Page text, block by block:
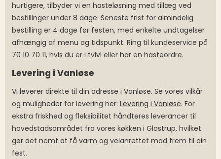
hurtigere, tilbyder vi en hasteløsning med tillæg ved
bestillinger under 8 dage. Seneste frist for almindelig
bestilling er 4 dage før festen, med enkelte undtagelser
afhængig af menu og tidspunkt. Ring til kundeservice på
70 10 70 11, hvis du er i tvivl eller har en hasteordre.
Levering i Vanløse
Vi leverer direkte til din adresse i Vanløse. Se vores vilkår
og muligheder for levering her: Levering i Vanløse. For
ekstra friskhed og fleksibilitet håndteres leverancer til
hovedstadsområdet fra vores køkken i Glostrup, hvilket
gør det nemt at få varm og velanrettet mad frem til din
fest.